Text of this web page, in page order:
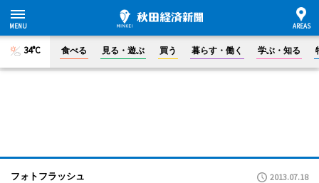
34°C 食べる 見る・遊ぶ 買う 暮らす・働く 学ぶ・知る
フォトフラッシュ 2013.07.18